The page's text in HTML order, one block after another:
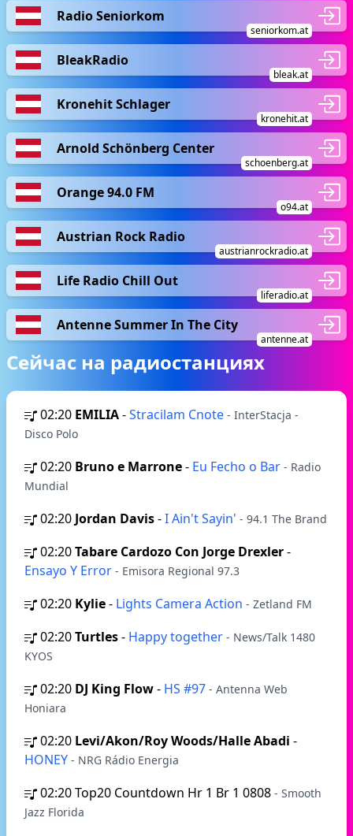
Radio Seniorkom
seniorkom.at
BleakRadio
bleak.at
Kronehit Schlager
kronehit.at
Arnold Schönberg Center
schoenberg.at
Orange 94.0 FM
o94.at
Austrian Rock Radio
austrianrockradio.at
Life Radio Chill Out
liferadio.at
Antenne Summer In The City
antenne.at
Сейчас на радиостанциях
02:20 EMILIA-Stracilam Cnote - InterStacja -
Disco Polo
02:20 Bruno e Marrone- Eu Fecho o Bar - Radio
Mundial
02:20 Jordan Davis-I Ain't Sayin' - 94.1 The Brand
02:20Tabare Cardozo Con Jorge Drexler-
Ensayo Y Error - Emisora ​​Regional 97.3
02:20 Kylie- Lights Camera Action - Zetland FM
02:20Turtles- Happy together - News/Talk 1480
KYOS
02:20 DJ King Flow- HS #97 - Antenna Web
Honiara
02:20 Levi/Akon/Roy Woods/Halle Abadi -
HONEY - NRG Rádio Energia
02:20Top20 Countdown Hr 1 Br 1 0808 - Smooth
Jazz Florida